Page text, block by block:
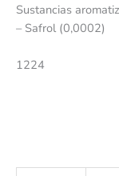
Sustancias
– Safrol (0,0002)
1224